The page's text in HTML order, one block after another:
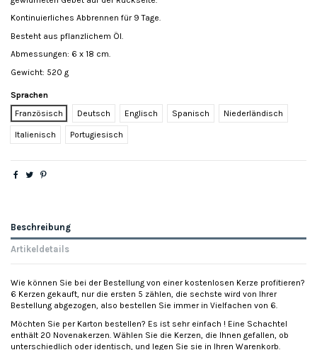
Kontinuierliches Abbrennen für 9 Tage.
Besteht aus pflanzlichem Öl.
Abmessungen: 6 x 18 cm.
Gewicht: 520 g
Sprachen
Französisch
Deutsch Englisch Spanisch Niederländisch
Italienisch Portugiesisch
Beschreibung
Artikeldetails
Wie können Sie bei der Bestellung von einer kostenlosen Kerze profitieren?
6 Kerzen gekauft, nur die ersten 5 zählen, die sechste wird von Ihrer
Bestellung abgezogen, also bestellen Sie immer in Vielfachen von 6.
Möchten Sie per Karton bestellen? Es ist sehr einfach ! Eine Schachtel
enthält 20 Novenakerzen. Wählen Sie die Kerzen, die Ihnen gefallen, ob
unterschiedlich oder identisch, und legen Sie sie in Ihren Warenkorb.